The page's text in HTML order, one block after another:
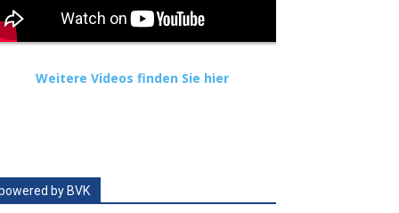
Weitere Videos finden Sie hier
by BVK